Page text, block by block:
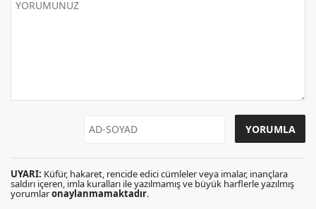
UYARI: Küfür, hakaret, rencide edici cümleler veya imalar, inançlara
saldırı içeren, imla kuralları ile yazılmamış ve büyük harflerle yazılmış
yorumlaronaylanmamaktadır.